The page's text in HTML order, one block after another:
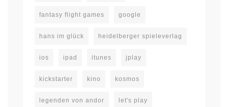
fantasy flight games google
hans im glück heidelberger spieleverlag
ios ipad itunes jplay
kickstarter kino kosmos
legenden von andor let's play